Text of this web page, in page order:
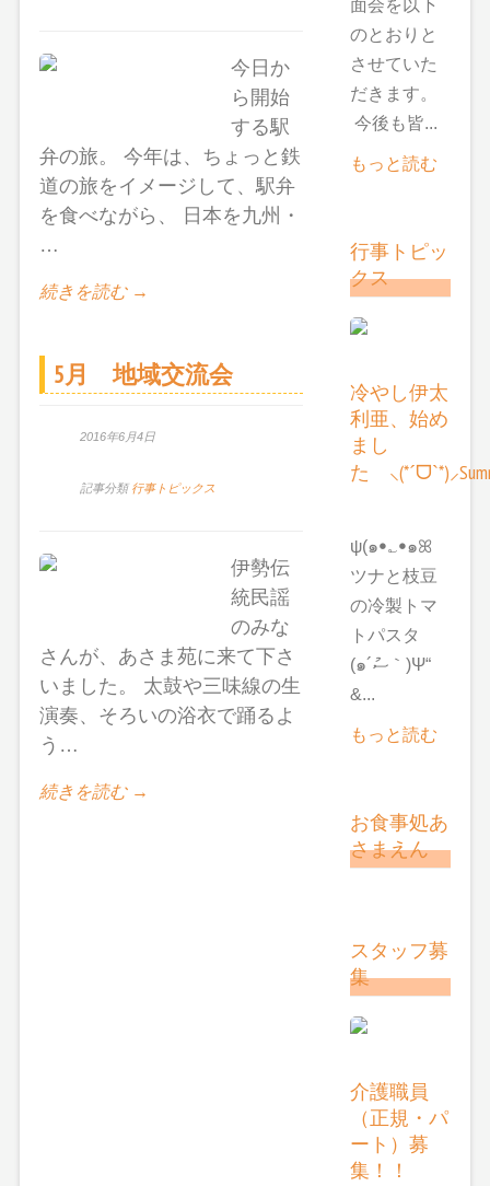
今日か
ら開始
する駅
弁の旅。 今年は、ちょっと鉄
道の旅をイメージして、駅弁
を食べながら、 日本を九州・
…
続きを読む →
5月 地域交流会
2016年6月4日
記事分類 行事トピックス
伊勢伝
統民謡
のみな
さんが、あさま苑に来て下さ
いました。 太鼓や三味線の生
演奏、そろいの浴衣で踊るよ
う…
続きを読む →
面会を以下
のとおりと
させていた
だきます。
今後も皆...
もっと読む
行事トピッ
クス
冷やし伊太
利亜、始め
まし
た
ψ(๑ꔷ؎ꔷ๑ꕤ
ツナと枝豆
の冷製トマ
トパスタ
(๑´ސު｀)Ψ“
&...
もっと読む
お食事処あ
さまえん
スタッフ募
集
介護職員
（正規・パ
ート）募
集！！